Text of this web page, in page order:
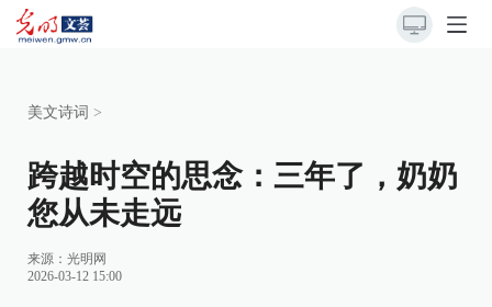
美文诗词 >
跨越时空的思念：三年了，奶奶
您从未走远
来源： 光明网
2026-03-12 15:00